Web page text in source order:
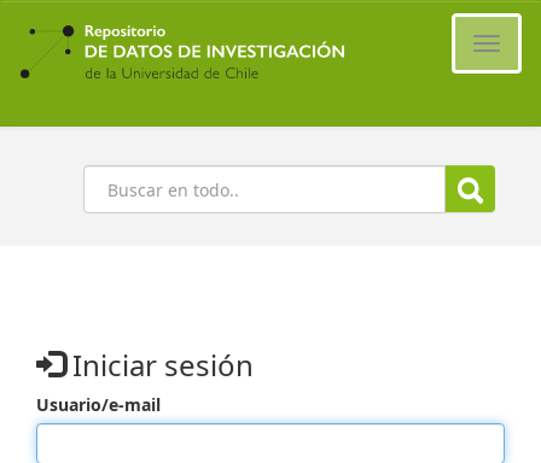
Ir
contenido
principal
Buscar
Iniciar sesión
Usuario/e-mail